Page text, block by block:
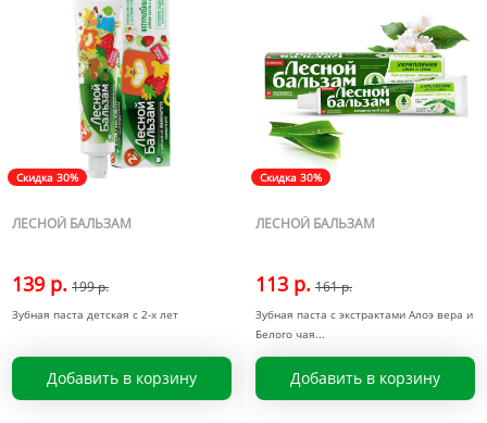
Скидка 30%
ЛЕСНОЙ БАЛЬЗАМ
139 р. 199 р.
Зубная паста детская с 2-х лет
Добавить в корзину
Скидка 30%
ЛЕСНОЙ БАЛЬЗАМ
113 р. 161 р.
Зубная паста с экстрактами Алоэ вера и
Белого чая
Добавить в корзину